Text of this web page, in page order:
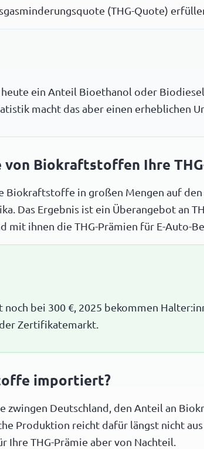
(THG-Quote)
ein Anteil Bioethanol oder
macht das aber einen erheblichen
Biokraftstoffen Ihre
Biokraftstoffe in großen Mengen auf
Das Ergebnis ist ein Überangebot an
mit ihnen die THG-Prämien für E-Auto-
bei 300 €, 2025 bekommen
Zertifikatemarkt.
importiert?
zwingen Deutschland, den Anteil an
Produktion reicht dafür längst nicht
Ihre THG-Prämie aber von Nachteil.